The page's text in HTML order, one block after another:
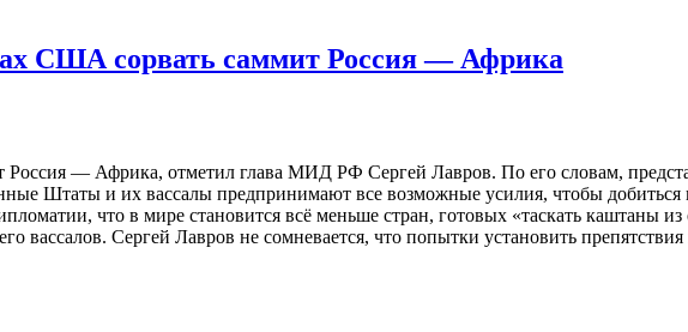
США сорвать саммит Россия — Африка
Россия — Африка, отметил глава МИД РФ Сергей Лавров. По его словам,
Штаты и их вассалы предпринимают все возможные усилия, чтобы
что в мире становится всё меньше стран, готовых «таскать каштаны
вассалов. Сергей Лавров не сомневается, что попытки установить